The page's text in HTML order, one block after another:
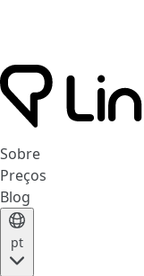
Sobre
Preços
Blog
pt